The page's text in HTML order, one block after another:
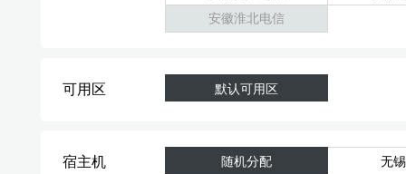
安徽淮北电信
可用区 默认可用区
宿主机
随机分配
无